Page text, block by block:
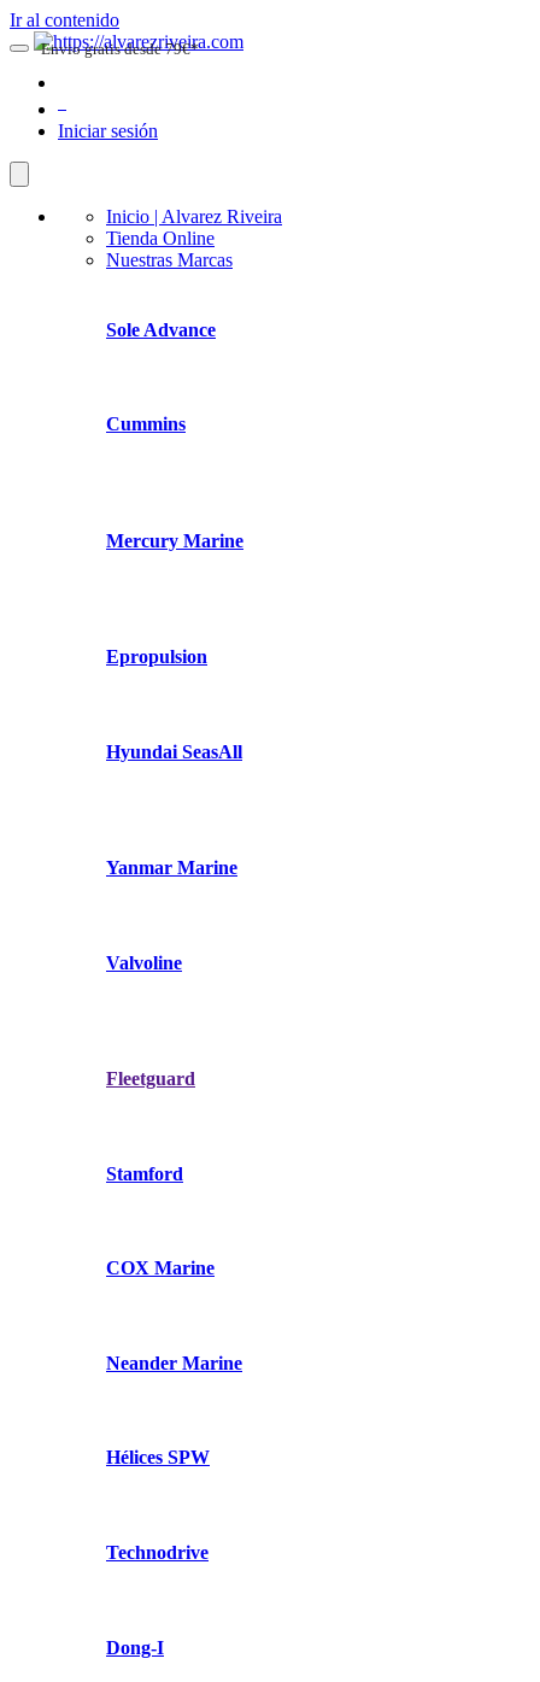
Ir al contenido
Iniciar sesión
Inicio | Alvarez Riveira
Tienda Online
Nuestras Marcas
Sole Advance
Cummins
Mercury Marine
Epropulsion
Hyundai SeasAll
Yanmar Marine
Valvoline
Fleetguard
Stamford
COX Marine
Neander Marine
Hélices SPW
Technodrive
Dong-I
Envio gratis desde 79€*